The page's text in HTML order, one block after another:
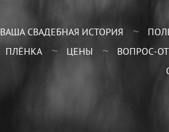
ВАША СВАДЕБНАЯ ИСТОРИЯ
ПЛЁНКА ЦЕНЫ ВОПРОС-